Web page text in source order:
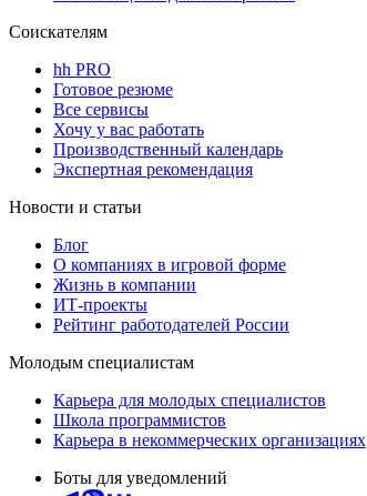
Соискателям
hh PRO
Готовое резюме
Все сервисы
Хочу у вас работать
Производственный календарь
Экспертная рекомендация
Новости и статьи
Блог
О компаниях в игровой форме
Жизнь в компании
ИТ-проекты
Рейтинг работодателей России
Молодым специалистам
Карьера для молодых специалистов
Школа программистов
Карьера в некоммерческих организациях
Боты для уведомлений